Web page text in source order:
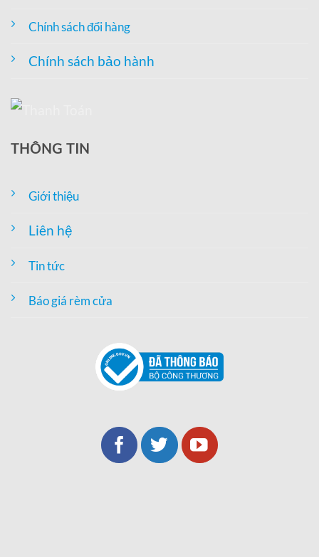
Chính sách đổi hàng
Chính sách bảo hành
THÔNG TIN
Giới thiệu
Liên hệ
Tin tức
Báo giá rèm cửa